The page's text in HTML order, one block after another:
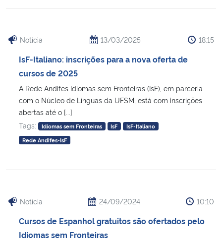
Notícia 13/03/2025 18:15
IsF-Italiano: inscrições para a nova oferta de
cursos de 2025
A Rede Andifes Idiomas sem Fronteiras (IsF), em parceria
com o Núcleo de Línguas da UFSM, está com inscrições
abertas até o [...]
Tags:
Idiomas sem Fronteiras IsF
IsF-Italiano
Rede Andifes-IsF
Notícia 24/09/2024 10:10
Cursos de Espanhol gratuitos são ofertados pelo
Idiomas sem Fronteiras